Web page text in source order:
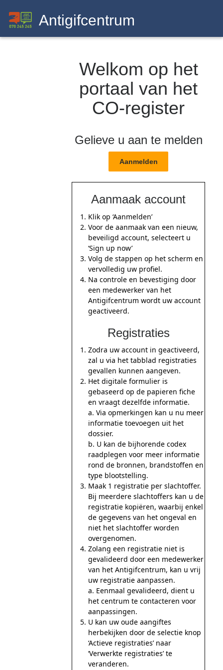
Antigifcentrum
Welkom op het
portaal van het
CO-register
Gelieve u aan te melden
Aanmelden
Aanmaak account
Klik op ‘Aanmelden’
Voor de aanmaak van een nieuw,
beveiligd account, selecteert u
‘Sign up now’
Volg de stappen op het scherm en
vervolledig uw profiel.
Na controle en bevestiging door
een medewerker van het
Antigifcentrum wordt uw account
geactiveerd.
Registraties
Zodra uw account in geactiveerd,
zal u via het tabblad registraties
gevallen kunnen aangeven.
Het digitale formulier is
gebaseerd op de papieren fiche
en vraagt dezelfde informatie.
a. Via opmerkingen kan u nu meer
informatie toevoegen uit het
dossier.
b. U kan de bijhorende codex
raadplegen voor meer informatie
rond de bronnen, brandstoffen en
type blootstelling.
Maak 1 registratie per slachtoffer.
Bij meerdere slachtoffers kan u de
registratie kopiëren, waarbij enkel
de gegevens van het ongeval en
niet het slachtoffer worden
overgenomen.
Zolang een registratie niet is
gevalideerd door een medewerker
van het Antigifcentrum, kan u vrij
uw registratie aanpassen.
a. Eenmaal gevalideerd, dient u
het centrum te contacteren voor
aanpassingen.
U kan uw oude aangiftes
herbekijken door de selectie knop
‘Actieve registraties’ naar
‘Verwerkte registraties’ te
veranderen.